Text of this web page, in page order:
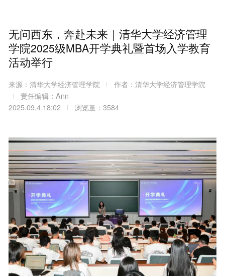
无问西东，奔赴未来｜清华大学经济管理
学院2025级MBA开学典礼暨首场入学教育
活动举行
来源：清华大学经济管理学院
作者：清华大学经济管理学院
责任编辑：Ann
2025.09.4 18:02
浏览量：3584